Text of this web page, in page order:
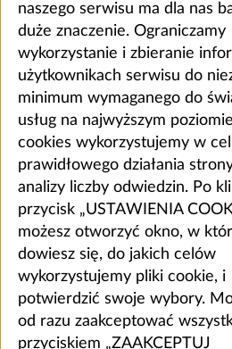
naszego serwisu ma dla nas
duże znaczenie. Ograniczamy
wykorzystanie i zbieranie
użytkownikach serwisu do
minimum wymaganego do
usług na najwyższym
cookies wykorzystujemy w
prawidłowego działania
analizy liczby odwiedzin. Po
przycisk „USTAWIENIA
możesz otworzyć okno, w
dowiesz się, do jakich celów
wykorzystujemy pliki cookie, i
potwierdzić swoje wybory.
od razu zaakceptować
przyciskiem „ZAAKCEPTUJ